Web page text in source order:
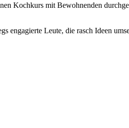
Kochkurs mit Bewohnenden
engagierte Leute, die rasch Ideen